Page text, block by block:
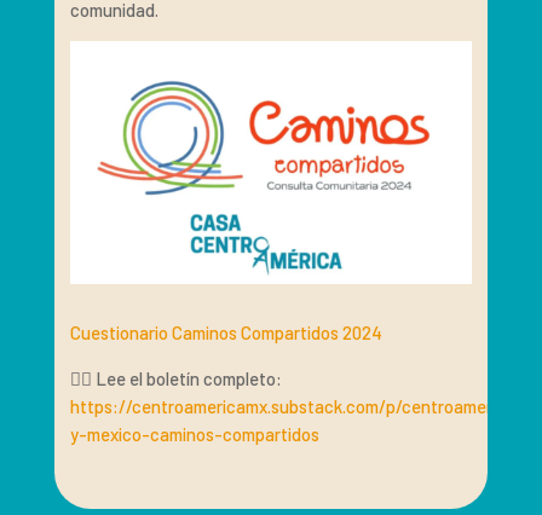
comunidad.
Cuestionario Caminos Compartidos 2024
👉🏽 Lee el boletín completo:
https://centroamericamx.substack.com/p/centroamerica-
y-mexico-caminos-compartidos